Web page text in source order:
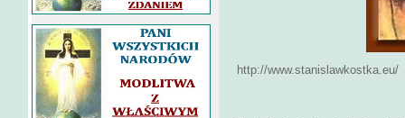
http://www.stanislawkostka.eu/